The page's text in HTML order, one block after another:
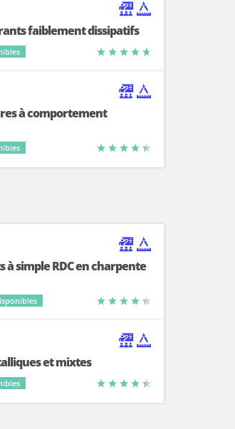
faiblement dissipatifs
à comportement
à simple RDC en charpente
et mixtes